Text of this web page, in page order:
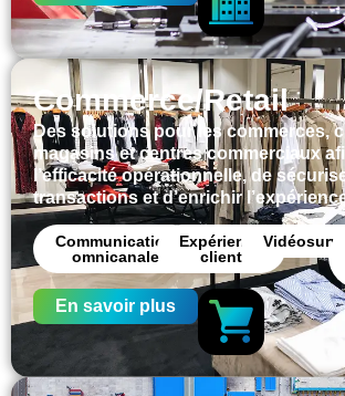
Commerce/Retail
Des solutions pour les commerces,
magasins et centres commerciaux
l’efficacité opérationnelle, de
transactions et d’enrichir
Communication
omnicanale
Expérience
client
En savoir plus